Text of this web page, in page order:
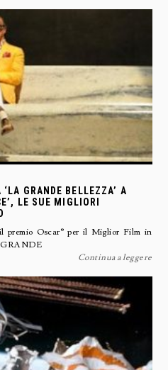
GRANDE BELLEZZA’ A
LE SUE MIGLIORI
premio Oscar® per il Miglior Film in
GRANDE
Continua a leggere